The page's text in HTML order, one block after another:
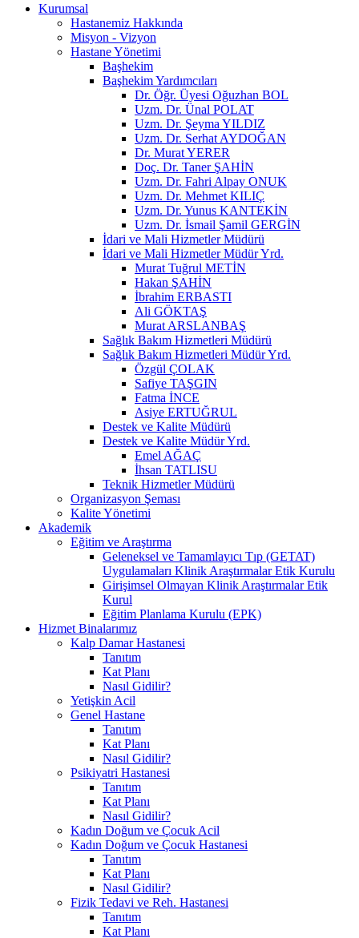
Kurumsal
Hastanemiz Hakkında
Misyon - Vizyon
Hastane Yönetimi
Başhekim
Başhekim Yardımcıları
Dr. Öğr. Üyesi Oğuzhan BOL
Uzm. Dr. Ünal POLAT
Uzm. Dr. Şeyma YILDIZ
Uzm. Dr. Serhat AYDOĞAN
Dr. Murat YERER
Doç. Dr. Taner ŞAHİN
Uzm. Dr. Fahri Alpay ONUK
Uzm. Dr. Mehmet KILIÇ
Uzm. Dr. Yunus KANTEKİN
Uzm. Dr. İsmail Şamil GERGİN
İdari ve Mali Hizmetler Müdürü
İdari ve Mali Hizmetler Müdür Yrd.
Murat Tuğrul METİN
Hakan ŞAHİN
İbrahim ERBASTI
Ali GÖKTAŞ
Murat ARSLANBAŞ
Sağlık Bakım Hizmetleri Müdürü
Sağlık Bakım Hizmetleri Müdür Yrd.
Özgül ÇOLAK
Safiye TAŞGIN
Fatma İNCE
Asiye ERTUĞRUL
Destek ve Kalite Müdürü
Destek ve Kalite Müdür Yrd.
Emel AĞAÇ
İhsan TATLISU
Teknik Hizmetler Müdürü
Organizasyon Şeması
Kalite Yönetimi
Akademik
Eğitim ve Araştırma
Geleneksel ve Tamamlayıcı Tıp (GETAT)
Uygulamaları Klinik Araştırmalar Etik Kurulu
Girişimsel Olmayan Klinik Araştırmalar Etik
Kurul
Eğitim Planlama Kurulu (EPK)
Hizmet Binalarımız
Kalp Damar Hastanesi
Tanıtım
Kat Planı
Nasıl Gidilir?
Yetişkin Acil
Genel Hastane
Tanıtım
Kat Planı
Nasıl Gidilir?
Psikiyatri Hastanesi
Tanıtım
Kat Planı
Nasıl Gidilir?
Kadın Doğum ve Çocuk Acil
Kadın Doğum ve Çocuk Hastanesi
Tanıtım
Kat Planı
Nasıl Gidilir?
Fizik Tedavi ve Reh. Hastanesi
Tanıtım
Kat Planı